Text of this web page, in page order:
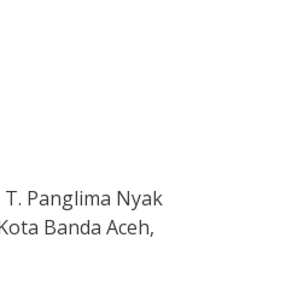
Panglima Nyak
Banda Aceh,